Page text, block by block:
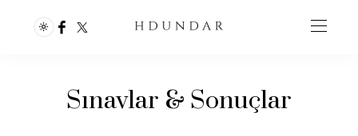
Sınavlar & Sonuçlar